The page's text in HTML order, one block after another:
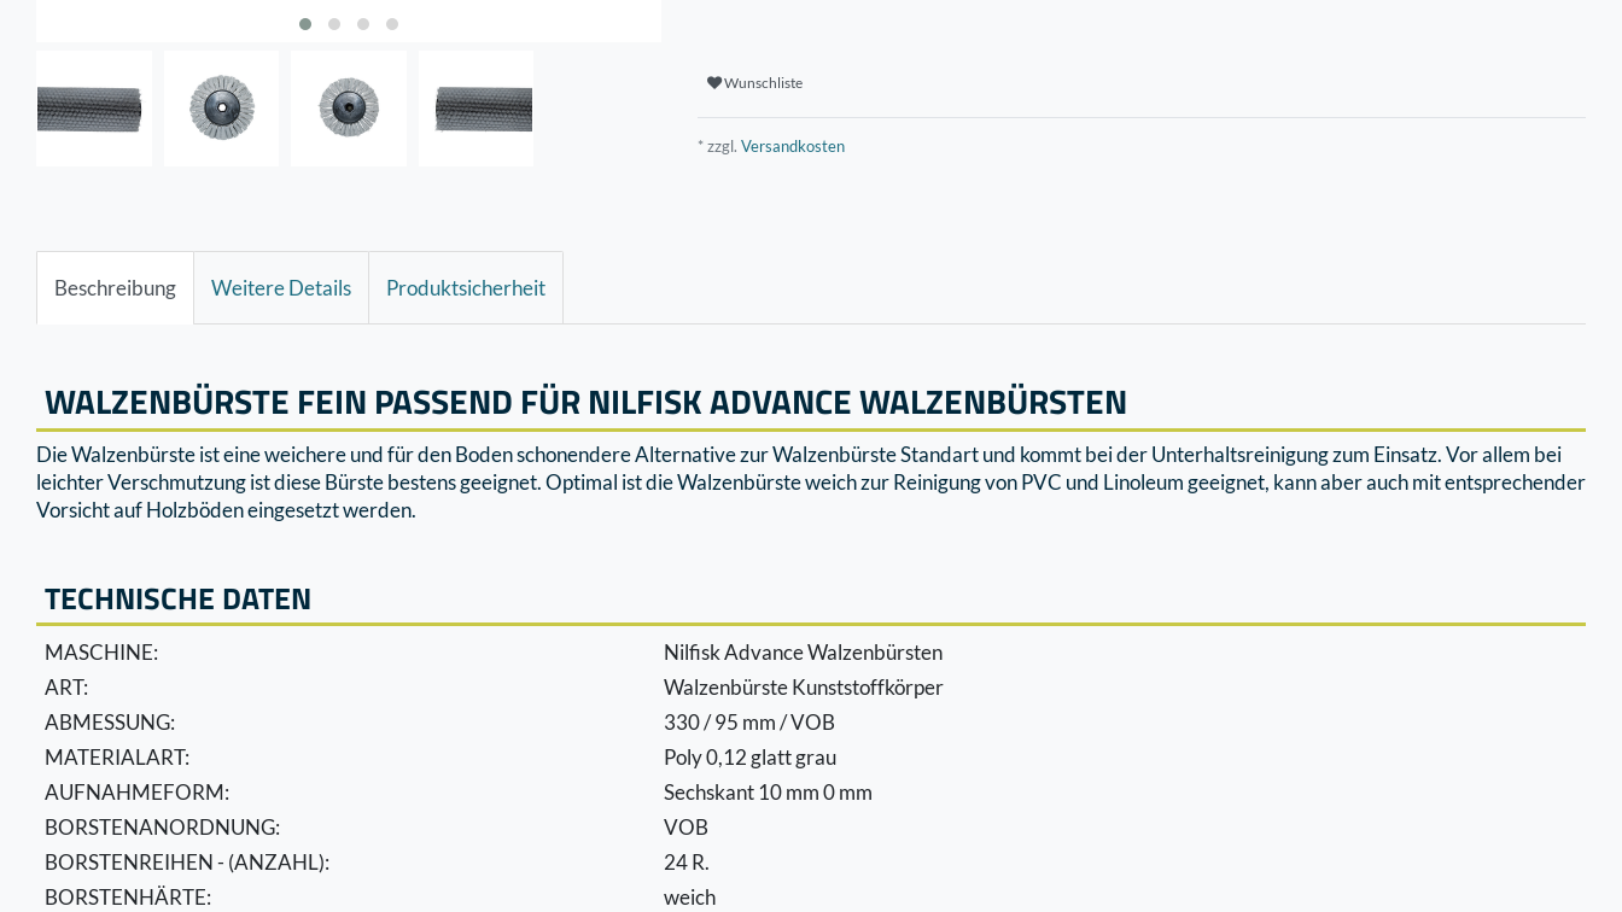
Wunschliste
* zzgl. Versandkosten
Beschreibung Weitere Details Produktsicherheit
WALZENBÜRSTE FEIN PASSEND FÜR NILFISK ADVANCE WALZENBÜRSTEN
Die Walzenbürste ist eine weichere und für den Boden schonendere Alternative zur Walzenbürste Standart und kommt bei der Unterhaltsreinigung zum Einsatz. Vor allem bei
leichter Verschmutzung ist diese Bürste bestens geeignet. Optimal ist die Walzenbürste weich zur Reinigung von PVC und Linoleum geeignet, kann aber auch mit entsprechender
Vorsicht auf Holzböden eingesetzt werden.
TECHNISCHE DATEN
MASCHINE:
Nilfisk Advance Walzenbürsten
ART:
Walzenbürste Kunststoffkörper
ABMESSUNG:
330 / 95 mm / VOB
MATERIALART:
Poly 0,12 glatt grau
AUFNAHMEFORM:
Sechskant 10 mm 0 mm
BORSTENANORDNUNG:
VOB
BORSTENREIHEN - (ANZAHL):
24 R.
BORSTENHÄRTE:
weich